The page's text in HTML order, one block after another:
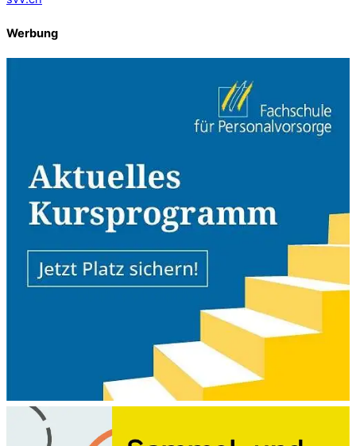
Werbung